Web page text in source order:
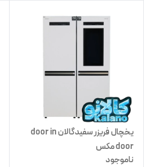
یخچال فریزر سفیدگالان door in
door مکس
ناموجود